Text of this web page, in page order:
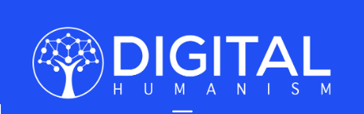
springen